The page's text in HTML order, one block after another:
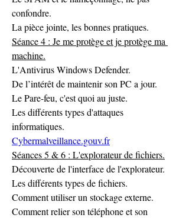
confondre.
La pièce jointe, les bonnes pratiques.
Séance 4 : Je me protège et je protège ma
machine.
L'Antivirus Windows Defender.
De l’intérêt de maintenir son PC a jour.
Le Pare-feu, c'est quoi au juste.
Les différents types d'attaques
informatiques.
Cybermalveillance.gouv.fr
Séances 5 & 6 : L'explorateur de fichiers.
Découverte de l'interface de l'explorateur.
Les différents types de fichiers.
Comment utiliser un stockage externe.
Comment relier son téléphone et son